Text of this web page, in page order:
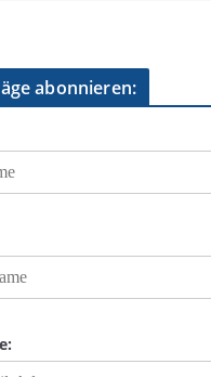
abonnieren: